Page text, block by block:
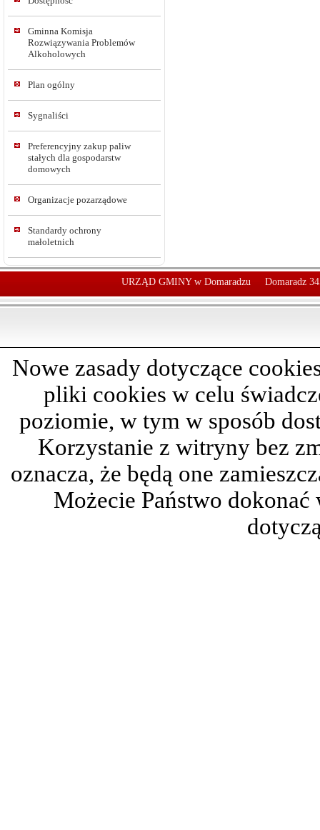
Gminna Komisja
Rozwiązywania Problemów
Alkoholowych
Plan ogólny
Sygnaliści
Preferencyjny zakup paliw
stałych dla gospodarstw
domowych
Organizacje pozarządowe
Standardy ochrony
małoletnich
URZĄD GMINY w Domaradzu Domaradz
Nowe zasady dotyczące
pliki cookies w celu
poziomie, w tym w sposób
Korzystanie z witryny bez
oznacza, że będą one
Możecie Państwo